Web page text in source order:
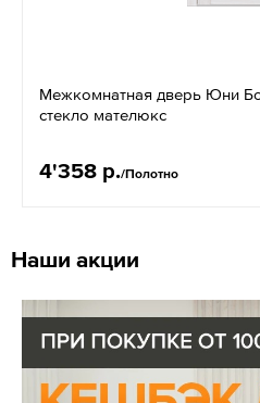
Межкомнатная дверь Юни
стекло мателюкс
4'358 р./Полотно
Наши акции